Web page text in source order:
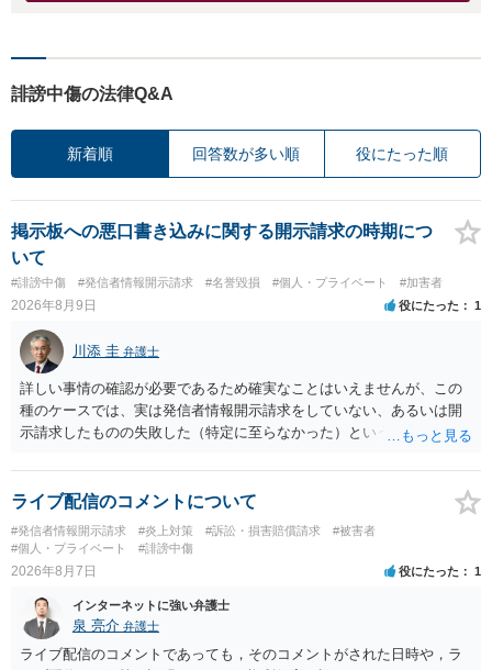
誹謗中傷の法律Q&A
新着順 回答数が多い順 役にたった順
掲示板への悪口書き込みに関する開示請求の時期につ
いて
#誹謗中傷 #発信者情報開示請求 #名誉毀損 #個人・プライベート #加害者
2026年8月9日 役にたった 1
川添 圭 弁護士
詳しい事情の確認が必要であるため確実なことはいえませんが、この
種のケースでは、実は発信者情報開示請求をしていない、あるいは開
示請求したものの失敗した（特定に至らなかった）という事案が比較
な投稿をする場合にはなおさら）。
ライブ配信のコメントについて
#発信者情報開示請求 #炎上対策 #訴訟・損害賠償請求
#被害者
#個人・プライベート
#誹謗中傷
2026年8月7日 役にたった 1
インターネットに強い弁護士
泉 亮介 弁護士
ライブ配信のコメントであっても，そのコメントがされた日時や，ラ